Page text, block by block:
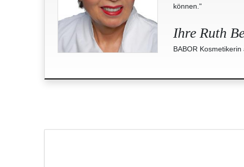
können."
Ihre Ruth
BABOR Kosmetikerin